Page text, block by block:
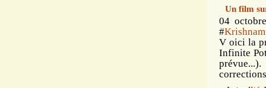
Un film
04
#
V oici la
Infinite